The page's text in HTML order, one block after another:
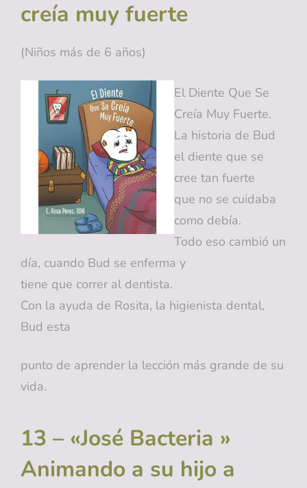
creía muy fuerte
(Niños más de 6 años)
El Diente Que Se
Creía Muy Fuerte.
La historia de Bud
el diente que se
cree tan fuerte
que no se cuidaba
como debía.
Todo eso cambió un
día, cuando Bud se enferma y
tiene que correr al dentista.
Con la ayuda de Rosita, la higienista dental,
Bud esta
punto de aprender la lección más grande de su
vida.
13 – «José Bacteria »
Animando a su hijo a